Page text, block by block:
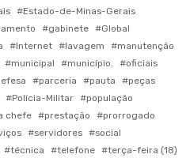
Estado-de-Minas-Gerais
gabinete
Global
Internet lavagem
manutenção
municipal município.
oficiais
parceria pauta
peças
Polícia-Militar
população
chefe prestação
prorrogado
servidores
social
técnica telefone terça-feira (18)